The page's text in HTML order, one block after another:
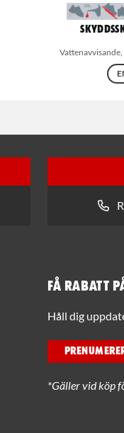
Få rabatt
Håll dig
*Gäller vid köp